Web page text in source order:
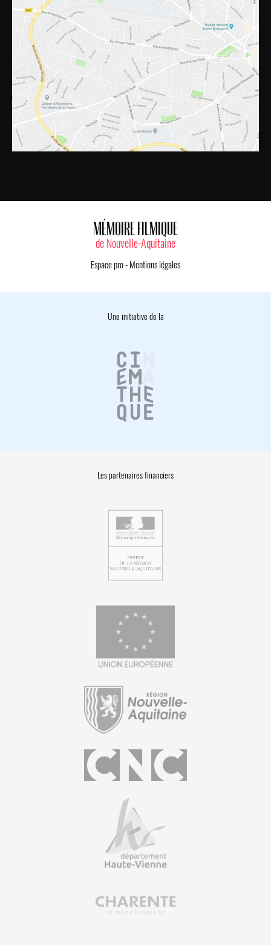
MÉMOIRE FILMIQUE
de Nouvelle-Aquitaine
Espace pro- Mentions légales
Une initiative de la
Les partenaires financiers